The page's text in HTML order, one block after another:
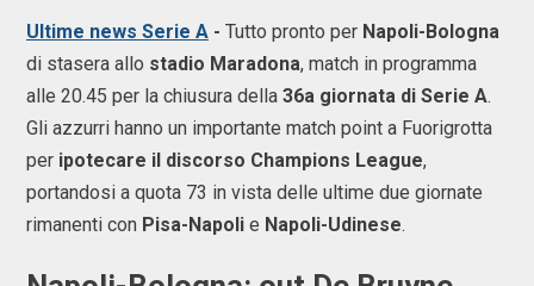
Ultime news Serie A - Tutto pronto per Napoli-Bologna
di stasera allo stadio Maradona, match in programma
alle 20.45 per la chiusura della 36a giornata di Serie A.
Gli azzurri hanno un importante match point a Fuorigrotta
per ipotecare il discorso Champions League,
portandosi a quota 73 in vista delle ultime due giornate
rimanenti con Pisa-Napoli e Napoli-Udinese.